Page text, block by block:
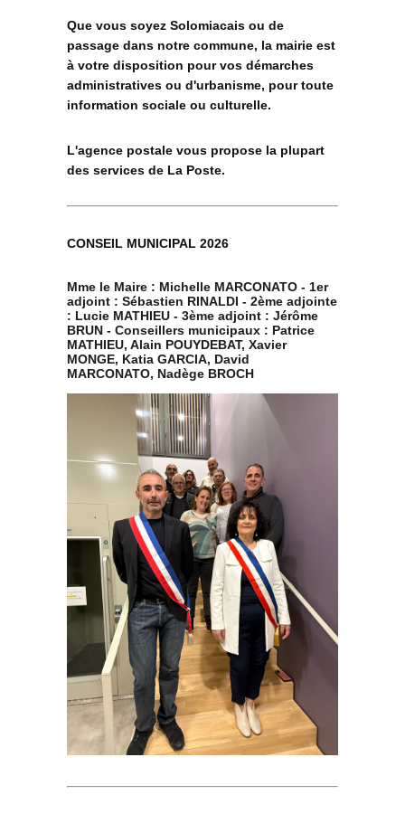
Que vous soyez Solomiacais ou de
passage dans notre commune, la mairie est
à votre disposition pour vos démarches
administratives ou d'urbanisme, pour toute
information sociale ou culturelle.
L'agence postale vous propose la plupart
des services de La Poste.
CONSEIL MUNICIPAL 2026
Mme le Maire : Michelle MARCONATO - 1er
adjoint : Sébastien RINALDI - 2ème adjointe
: Lucie MATHIEU - 3ème adjoint : Jérôme
BRUN - Conseillers municipaux : Patrice
MATHIEU, Alain POUYDEBAT, Xavier
MONGE, Katia GARCIA, David
MARCONATO, Nadège BROCH